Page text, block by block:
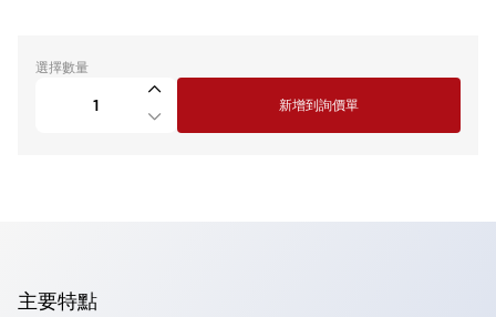
選擇數量
新增到詢價單
主要特點